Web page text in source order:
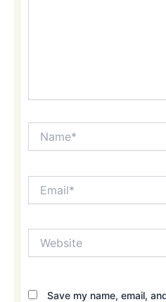
Save my name, email,